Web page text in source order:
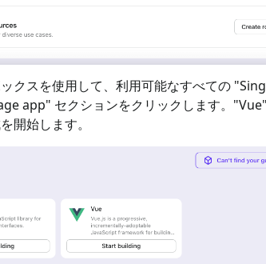
クスを使用して、利用可能なすべての "
app" セクションをクリックします。"Vue
開始します。